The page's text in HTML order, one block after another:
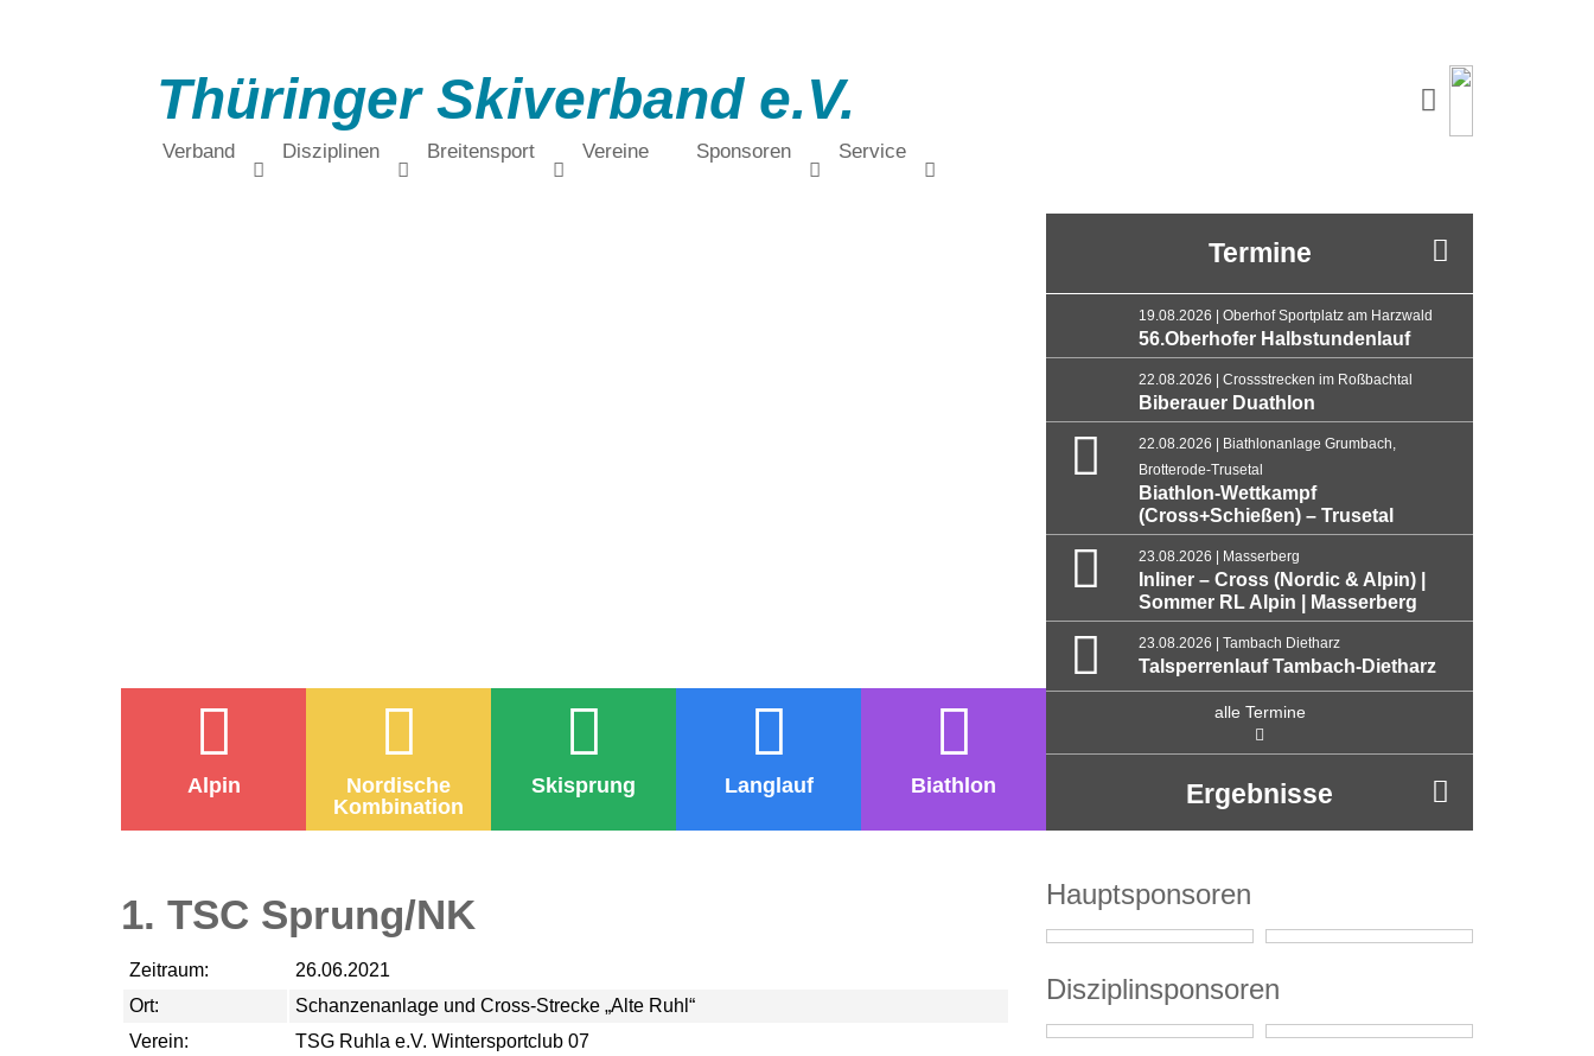
Thüringer Skiverband e.V.
Verband Disziplinen Breitensport Vereine Sponsoren Service
Alpin
Nordische
Kombination
Skisprung Langlauf Biathlon
Termine
19.08.2026 | Oberhof Sportplatz am Harzwald
56.Oberhofer Halbstundenlauf
22.08.2026 | Crossstrecken im Roßbachtal
Biberauer Duathlon
22.08.2026 | Biathlonanlage Grumbach,
Brotterode-Trusetal
Biathlon-Wettkampf
(Cross+Schießen) – Trusetal
23.08.2026 | Masserberg
Inliner – Cross (Nordic & Alpin) |
Sommer RL Alpin | Masserberg
23.08.2026 | Tambach Dietharz
Talsperrenlauf Tambach-Dietharz
alle Termine
Ergebnisse
1. TSC Sprung/NK
Zeitraum:
26.06.2021
Ort:
Schanzenanlage und Cross-Strecke „Alte Ruhl“
Verein:
TSG Ruhla e.V. Wintersportclub 07
Hauptsponsoren
Disziplinsponsoren